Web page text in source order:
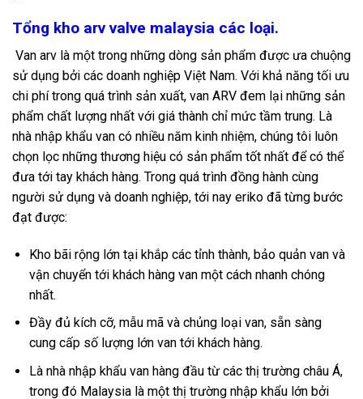
Tổng kho arv valve malaysia các loại.
Van arv là một trong những dòng sản phẩm được ưa chuộng
sử dụng bởi các doanh nghiệp Việt Nam. Với khả năng tối ưu
chi phí trong quá trình sản xuất, van ARV đem lại những sản
phẩm chất lượng nhất với giá thành chỉ mức tầm trung. Là
nhà nhập khẩu van có nhiều năm kinh nhiệm, chúng tôi luôn
chọn lọc những thương hiệu có sản phẩm tốt nhất để có thể
đưa tới tay khách hàng. Trong quá trình đồng hành cùng
người sử dụng và doanh nghiệp, tới nay eriko đã từng bước
đạt được:
Kho bãi rộng lớn tại khắp các tỉnh thành, bảo quản van và
vận chuyển tới khách hàng van một cách nhanh chóng
nhất.
Đầy đủ kích cỡ, mẫu mã và chủng loại van, sẵn sàng
cung cấp số lượng lớn van tới khách hàng.
Là nhà nhập khẩu van hàng đầu từ các thị trường châu Á,
trong đó Malaysia là một thị trường nhập khẩu lớn bởi